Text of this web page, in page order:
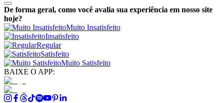
De forma geral, como você avalia sua experiência em nosso site
hoje?
Muito Insatisfeito
Insatisfeito
Regular
Satisfeito
Muito Satisfeito
BAIXE O APP: